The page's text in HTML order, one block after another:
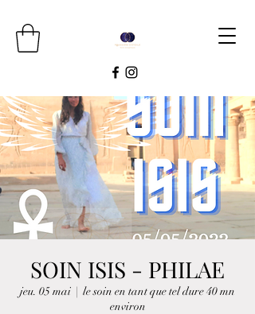
SOIN ISIS - PHILAE
jeu. 05 mai
  |
le soin en tant que tel dure 40 mn
environ